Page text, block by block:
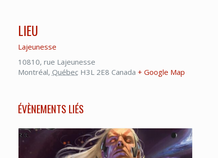
LIEU
Lajeunesse
10810, rue Lajeunesse
Montréal, Québec H3L 2E8 Canada + Google Map
ÉVÈNEMENTS LIÉS